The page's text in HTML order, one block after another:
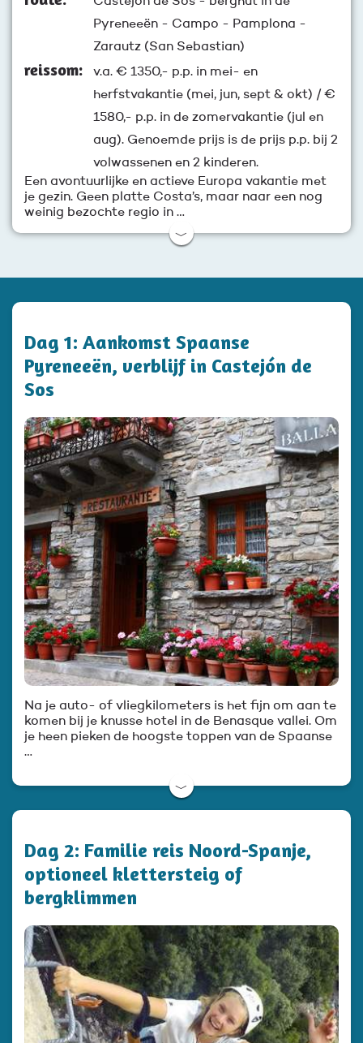
Pyreneeën - Campo - Pamplona -
Zarautz (San Sebastian)
reissom: v.a. € 1350,- p.p. in mei- en
herfstvakantie (mei, jun, sept & okt) / €
1580,- p.p. in de zomervakantie (jul en
aug). Genoemde prijs is de prijs p.p. bij 2
volwassenen en 2 kinderen.
Een avontuurlijke en actieve Europa vakantie met
je gezin. Geen platte Costa’s, maar naar een nog
weinig bezochte regio in …
﹀
Dag 1: Aankomst Spaanse
Pyreneeën, verblijf in Castejón de
Sos
Na je auto- of vliegkilometers is het fijn om aan te
komen bij je knusse hotel in de Benasque vallei. Om
je heen pieken de hoogste toppen van de Spaanse
…
﹀
Dag 2: Familie reis Noord-Spanje,
optioneel klettersteig of
bergklimmen